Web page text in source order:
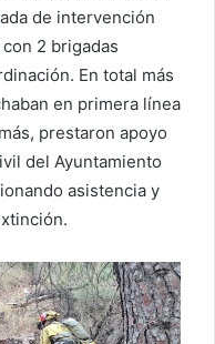
de intervención
2 brigadas
En total más
en primera línea
prestaron apoyo
del Ayuntamiento
asistencia y